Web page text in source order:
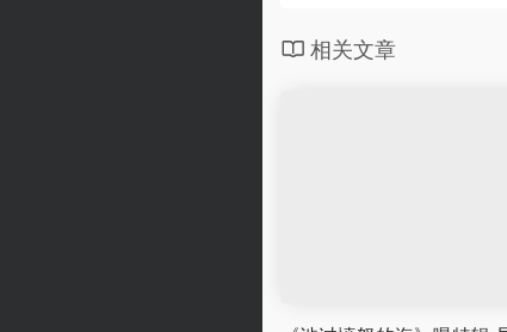
相关文章